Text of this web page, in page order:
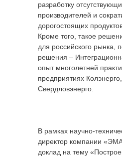
разработку
производителей и
дорогостоящих
Кроме того, такое
для российского рынка,
решения –
опыт многолетней
предприятиях
Свердловэнерго.
В рамках научно-
директор компании
доклад на тему